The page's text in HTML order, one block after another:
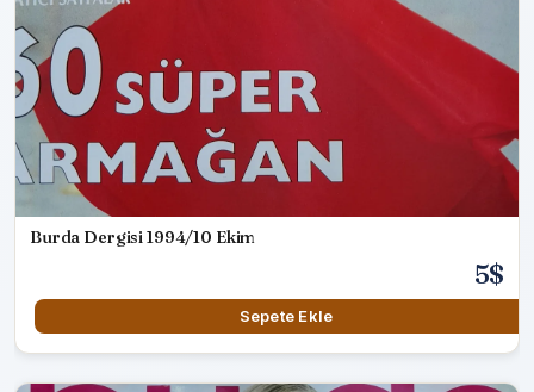
Burda Dergisi 1994/10 Ekim
5$
Sepete Ekle